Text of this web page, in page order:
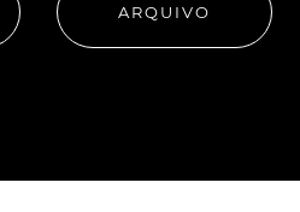
ARQUIVO